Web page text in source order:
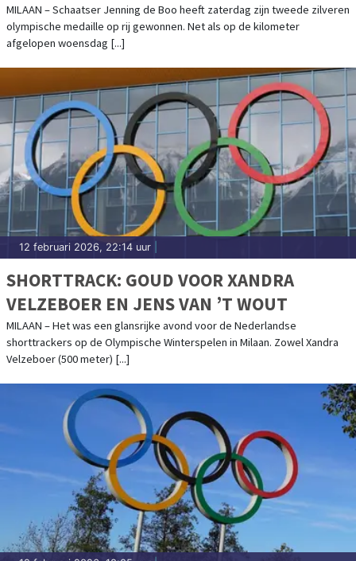
MILAAN – Schaatser Jenning de Boo heeft zaterdag zijn tweede zilveren
olympische medaille op rij gewonnen. Net als op de kilometer
afgelopen woensdag [...]
12 februari 2026, 22:14 uur
SHORTTRACK: GOUD VOOR XANDRA
VELZEBOER EN JENS VAN ’T WOUT
MILAAN – Het was een glansrijke avond voor de Nederlandse
shorttrackers op de Olympische Winterspelen in Milaan. Zowel Xandra
Velzeboer (500 meter) [...]